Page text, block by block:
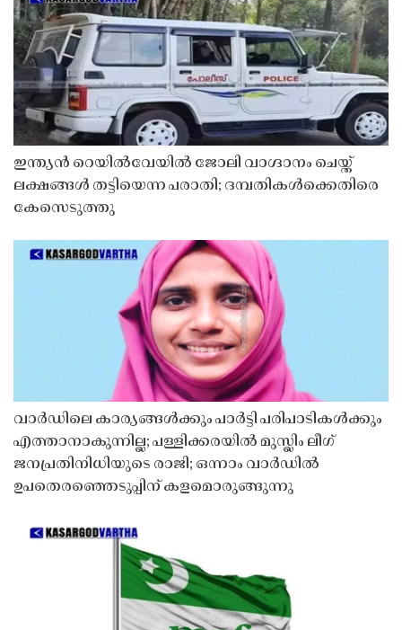
ഇന്ത്യൻ റെയിൽവേയിൽ ജോലി വാഗ്ദാനം ചെയ്ത്
ലക്ഷങ്ങൾ തട്ടിയെന്ന പരാതി; ദമ്പതികൾക്കെതിരെ
കേസെടുത്തു
വാർഡിലെ കാര്യങ്ങൾക്കും പാർട്ടി പരിപാടികൾക്കും
എത്താനാകുന്നില്ല; പള്ളിക്കരയിൽ മുസ്ലിം ലീഗ്
ജനപ്രതിനിധിയുടെ രാജി; ഒന്നാം വാർഡിൽ
ഉപതെരഞ്ഞെടുപ്പിന് കളമൊരുങ്ങുന്നു